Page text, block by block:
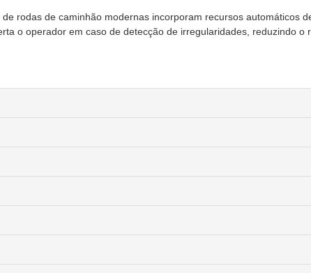
rodas de caminhão modernas incorporam recursos
o operador em caso de detecção de irregularidades, reduzindo